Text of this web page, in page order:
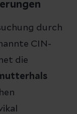
durch
CIN-
die